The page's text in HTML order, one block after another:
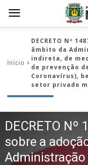
Início
DECRETO Nº
âmbito da
indireta, de
de prevenção
Coronavírus),
setor privado
DECRETO
sobre a